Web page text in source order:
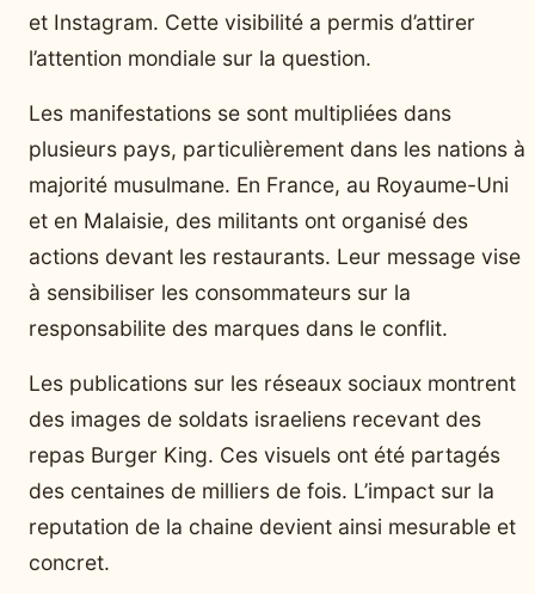
et Instagram. Cette visibilité a permis d’attirer
l’attention mondiale sur la question.
Les manifestations se sont multipliées dans
plusieurs pays, particulièrement dans les nations à
majorité musulmane. En France, au Royaume-Uni
et en Malaisie, des militants ont organisé des
actions devant les restaurants. Leur message vise
à sensibiliser les consommateurs sur la
responsabilite des marques dans le conflit.
Les publications sur les réseaux sociaux montrent
des images de soldats israeliens recevant des
repas Burger King. Ces visuels ont été partagés
des centaines de milliers de fois. L’impact sur la
reputation de la chaine devient ainsi mesurable et
concret.